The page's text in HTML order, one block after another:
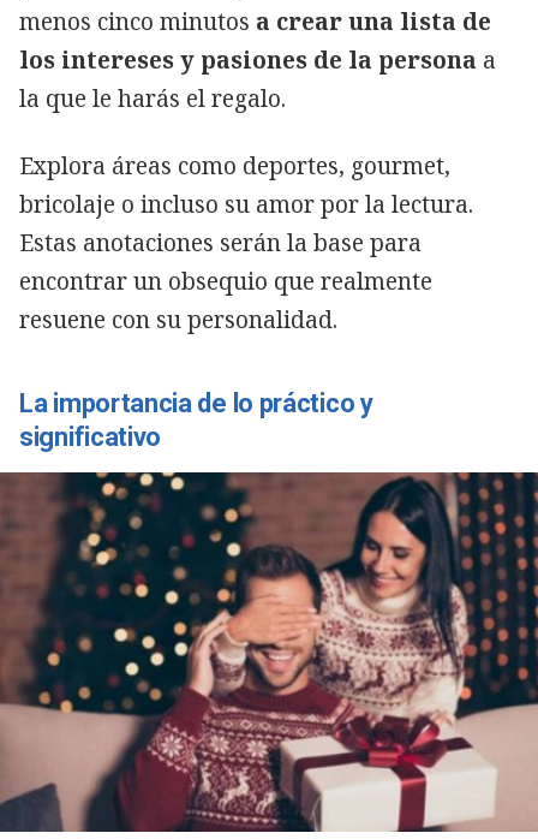
menos cinco minutos a crear una lista de
los intereses y pasiones de la persona a
la que le harás el regalo.
Explora áreas como deportes, gourmet,
bricolaje o incluso su amor por la lectura.
Estas anotaciones serán la base para
encontrar un obsequio que realmente
resuene con su personalidad.
La importancia de lo práctico y
significativo